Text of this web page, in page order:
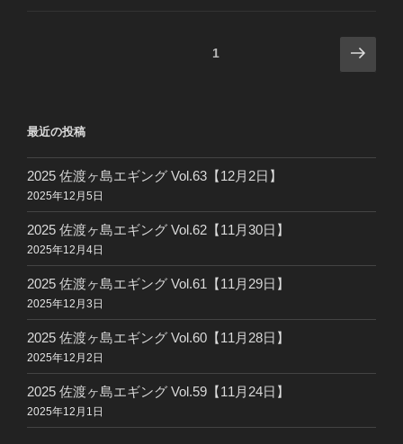
ペ
ジ
送
り
1
次
の
最近の投稿
2025 佐渡ヶ島エギング Vol.63【12月2日】
2025年12月5日
2025 佐渡ヶ島エギング Vol.62【11月30日】
2025年12月4日
2025 佐渡ヶ島エギング Vol.61【11月29日】
2025年12月3日
2025 佐渡ヶ島エギング Vol.60【11月28日】
2025年12月2日
2025 佐渡ヶ島エギング Vol.59【11月24日】
2025年12月1日